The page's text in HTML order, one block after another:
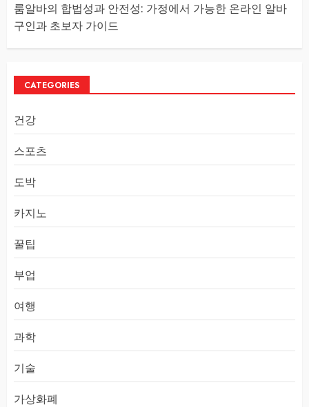
룸알바의 합법성과 안전성: 가정에서 가능한 온라인 알바
구인과 초보자 가이드
CATEGORIES
건강
스포츠
도박
카지노
꿀팁
부업
여행
과학
기술
가상화폐